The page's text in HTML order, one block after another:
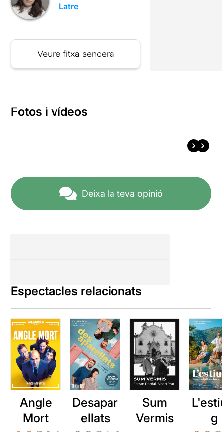
Latre
Veure fitxa sencera
Fotos i vídeos
Deixa la teva opinió
Espectacles relacionats
Angle
Mort
Desapar
ellats
Sum
Vermis
g